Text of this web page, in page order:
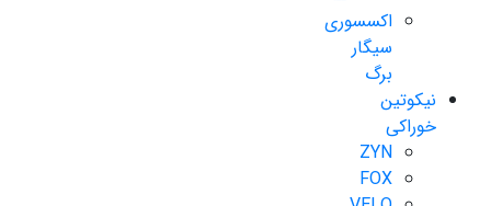
اکسسوری
سیگار
برگ
نیکوتین
خوراکی
ZYN
FOX